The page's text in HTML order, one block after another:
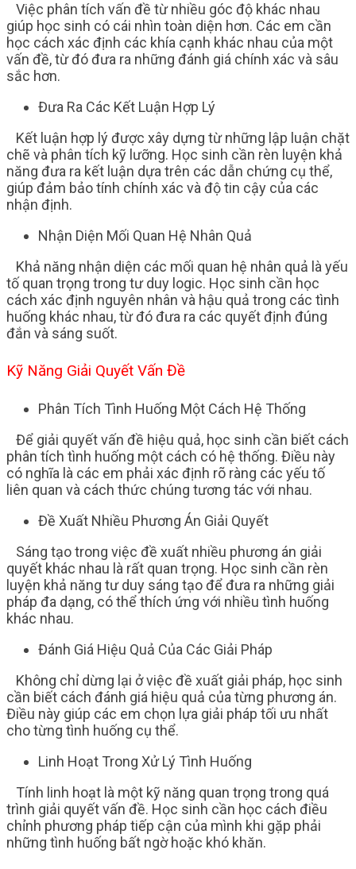
Việc phân tích vấn đề từ nhiều góc độ khác nhau
giúp học sinh có cái nhìn toàn diện hơn. Các em cần
học cách xác định các khía cạnh khác nhau của một
vấn đề, từ đó đưa ra những đánh giá chính xác và sâu
sắc hơn.
Đưa Ra Các Kết Luận Hợp Lý
Kết luận hợp lý được xây dựng từ những lập luận chặt
chẽ và phân tích kỹ lưỡng. Học sinh cần rèn luyện khả
năng đưa ra kết luận dựa trên các dẫn chứng cụ thể,
giúp đảm bảo tính chính xác và độ tin cậy của các
nhận định.
Nhận Diện Mối Quan Hệ Nhân Quả
Khả năng nhận diện các mối quan hệ nhân quả là yếu
tố quan trọng trong tư duy logic. Học sinh cần học
cách xác định nguyên nhân và hậu quả trong các tình
huống khác nhau, từ đó đưa ra các quyết định đúng
đắn và sáng suốt.
Kỹ Năng Giải Quyết Vấn Đề
Phân Tích Tình Huống Một Cách Hệ Thống
Để giải quyết vấn đề hiệu quả, học sinh cần biết cách
phân tích tình huống một cách có hệ thống. Điều này
có nghĩa là các em phải xác định rõ ràng các yếu tố
liên quan và cách thức chúng tương tác với nhau.
Đề Xuất Nhiều Phương Án Giải Quyết
Sáng tạo trong việc đề xuất nhiều phương án giải
quyết khác nhau là rất quan trọng. Học sinh cần rèn
luyện khả năng tư duy sáng tạo để đưa ra những giải
pháp đa dạng, có thể thích ứng với nhiều tình huống
khác nhau.
Đánh Giá Hiệu Quả Của Các Giải Pháp
Không chỉ dừng lại ở việc đề xuất giải pháp, học sinh
cần biết cách đánh giá hiệu quả của từng phương án.
Điều này giúp các em chọn lựa giải pháp tối ưu nhất
cho từng tình huống cụ thể.
Linh Hoạt Trong Xử Lý Tình Huống
Tính linh hoạt là một kỹ năng quan trọng trong quá
trình giải quyết vấn đề. Học sinh cần học cách điều
chỉnh phương pháp tiếp cận của mình khi gặp phải
những tình huống bất ngờ hoặc khó khăn.